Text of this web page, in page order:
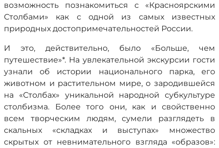
возможность познакомиться с «Красноярскими
Столбами» как с одной из самых известных
природных достопримечательностей России.
И это, действительно, было «Больше, чем
путешествие»*. На увлекательной экскурсии гости
узнали об истории национального парка, его
животном и растительном мире, о зародившейся
на «Столбах» уникальной народной субкультуре
столбизма. Более того они, как и свойственно
всем творческим людям, сумели разглядеть в
скальных «складках и выступах» множество
скрытых от невнимательного взгляда «образов»: